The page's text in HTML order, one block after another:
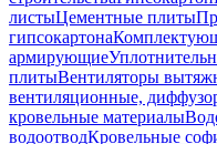
листыЦементные плиты
гипсокартона
армирующие
плитыВентиляторы
вентиляционные,
кровельные материалы
водоотводКровельные